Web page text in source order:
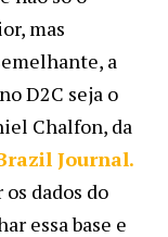
mas
a
D2C seja o
Chalfon, da
Journal.
dados do
essa base e